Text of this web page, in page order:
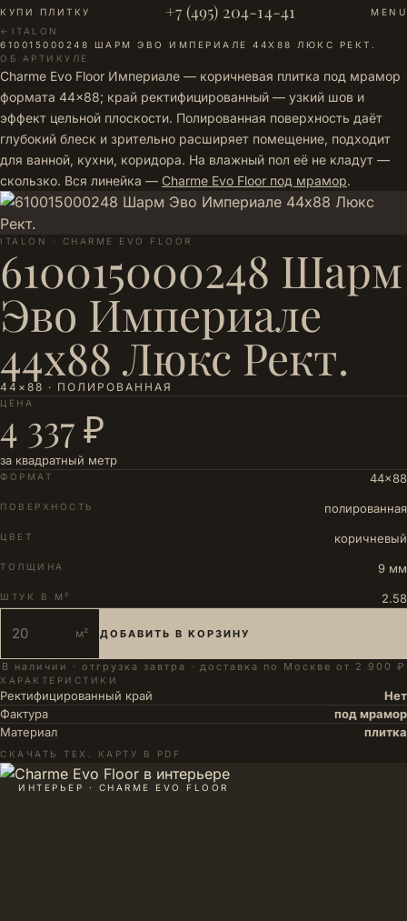
КУПИ ПЛИТКУ +7 (495) 204-14-41
MENU
← ITALON ·
610015000248 ШАРМ ЭВО ИМПЕРИАЛЕ 44Х88 ЛЮКС РЕКТ.
ОБ АРТИКУЛЕ
Charme Evo Floor Империале — коричневая плитка под мрамор
формата 44×88; край ректифицированный — узкий шов и
эффект цельной плоскости. Полированная поверхность даёт
глубокий блеск и зрительно расширяет помещение, подходит
для ванной, кухни, коридора. На влажный пол её не кладут —
скользко. Вся линейка — Charme Evo Floor под мрамор.
ITALON · CHARME EVO FLOOR
610015000248 Шарм
Эво Империале
44х88 Люкс Рект.
44×88 · ПОЛИРОВАННАЯ
ЦЕНА
4 337 ₽
за квадратный метр
ФОРМАТ 44×88
ПОВЕРХНОСТЬ полированная
ЦВЕТ коричневый
ТОЛЩИНА 9 мм
ШТУК В М² 2.58
м² ДОБАВИТЬ В КОРЗИНУ
В наличии · отгрузка завтра · доставка по Москве от 2 900 ₽
ХАРАКТЕРИСТИКИ
Ректифицированный край
Нет
Фактура
под мрамор
Материал
плитка
СКАЧАТЬ ТЕХ. КАРТУ В PDF
ИНТЕРЬЕР · CHARME EVO FLOOR